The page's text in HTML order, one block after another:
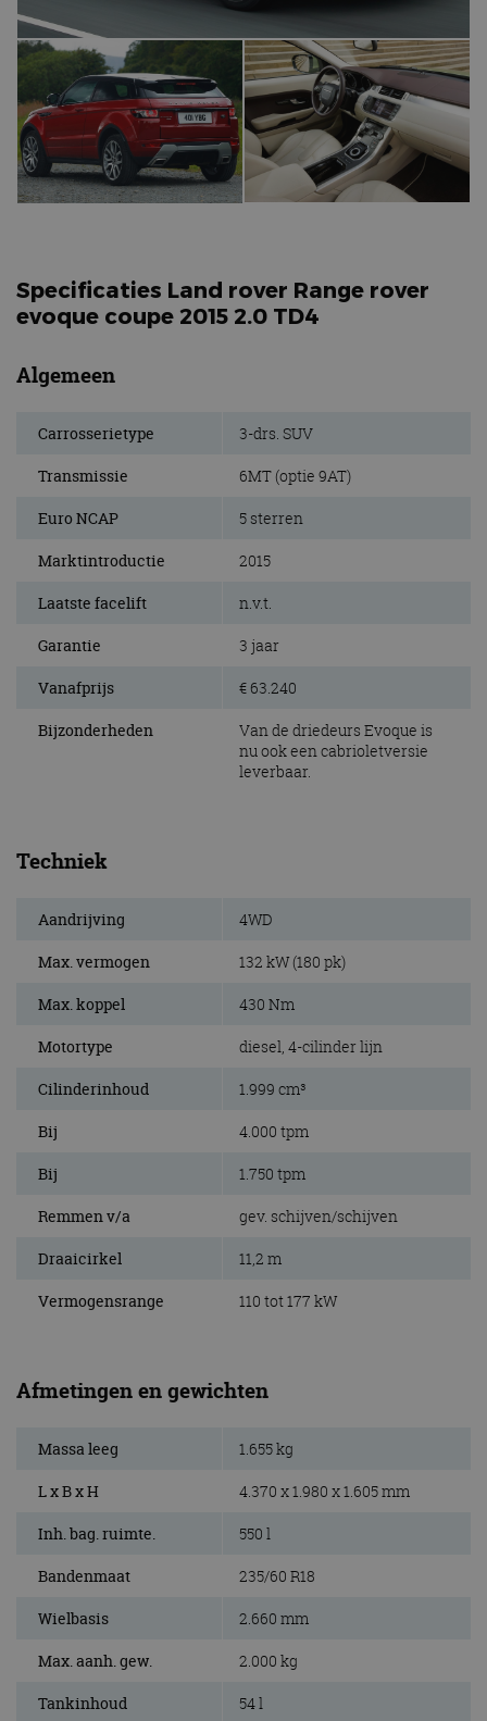
Specificaties Land rover Range rover
evoque coupe 2015 2.0 TD4
Algemeen
Carrosserietype 3-drs. SUV
Transmissie 6MT (optie 9AT)
Euro NCAP 5 sterren
Marktintroductie 2015
Laatste facelift n.v.t.
Garantie 3 jaar
Vanafprijs € 63.240
Bijzonderheden
Van de driedeurs Evoque is
nu ook een cabrioletversie
leverbaar.
Techniek
Aandrijving 4WD
Max. vermogen 132 kW (180 pk)
Max. koppel 430 Nm
Motortype diesel, 4-cilinder lijn
Cilinderinhoud 1.999 cm³
Bij 4.000 tpm
Bij 1.750 tpm
Remmen v/a gev. schijven/schijven
Draaicirkel 11,2 m
Vermogensrange 110 tot 177 kW
Afmetingen en gewichten
Massa leeg 1.655 kg
L x B x H 4.370 x 1.980 x 1.605 mm
Inh. bag. ruimte. 550 l
Bandenmaat 235/60 R18
Wielbasis 2.660 mm
Max. aanh. gew. 2.000 kg
Tankinhoud 54 l